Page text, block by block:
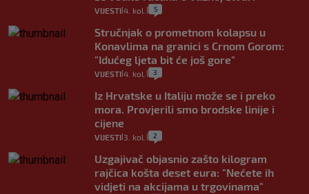
VIJESTI 4. kol. 5
Stručnjak o prometnom kolapsu u
Konavlima na granici s Crnom Gorom:
"Idućeg ljeta bit će još gore"
VIJESTI 4. kol. 3
Iz Hrvatske u Italiju može se i preko
mora. Provjerili smo brodske linije i
cijene
VIJESTI 3. kol. 2
Uzgajivač objasnio zašto kilogram
rajčica košta deset eura: "Nećete ih
vidjeti na akcijama u trgovinama"